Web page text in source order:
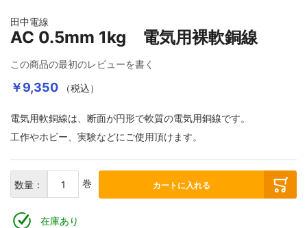
田中電線
AC 0.5mm 1kg 電気用裸軟銅線
この商品の最初のレビューを書く
￥9,350 （税込）
電気用軟銅線は、断面が円形で軟質の電気用銅線です。
工作やホビー、実験などにご使用頂けます。
数量： 巻 カートに入れる
在庫あり